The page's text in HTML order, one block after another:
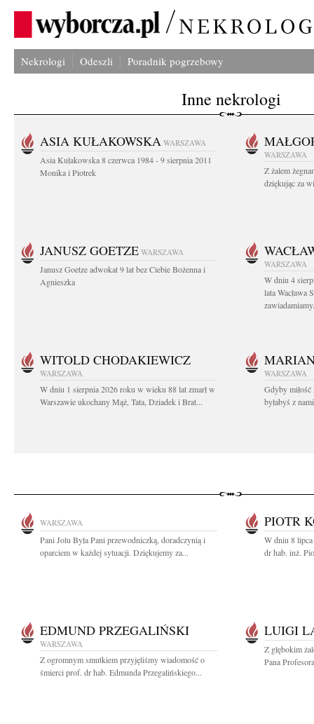
Nekrologi Odeszli Poradnik pogrzebowy
Inne nekrologi
ASIA KUŁAKOWSKA WARSZAWA
Asia Kułakowska 8 czerwca 1984 - 9 sierpnia 2011
Monika i Piotrek
WARSZAWA
Z żalem
dziękując za
JANUSZ GOETZE WARSZAWA
Janusz Goetze adwokat 9 lat bez Ciebie Bożenna i
Agnieszka
WARSZAWA
W dniu 4
lata Wacława
WITOLD CHODAKIEWICZ
WARSZAWA
W dniu 1 sierpnia 2026 roku w wieku 88 lat zmarł w
Warszawie ukochany Mąż, Tata, Dziadek i Brat...
WARSZAWA
Gdyby miłość
byłabyś z
WARSZAWA
Pani Jolu Była Pani przewodniczką, doradczynią i
oparciem w każdej sytuacji. Dziękujemy za...
PIOTR
W dniu 8
dr hab. inż.
EDMUND PRZEGALIŃSKI
WARSZAWA
Z ogromnym smutkiem przyjęliśmy wiadomość o
śmierci prof. dr hab. Edmunda Przegalińskiego...
LUIGI
Z głębokim
Pana